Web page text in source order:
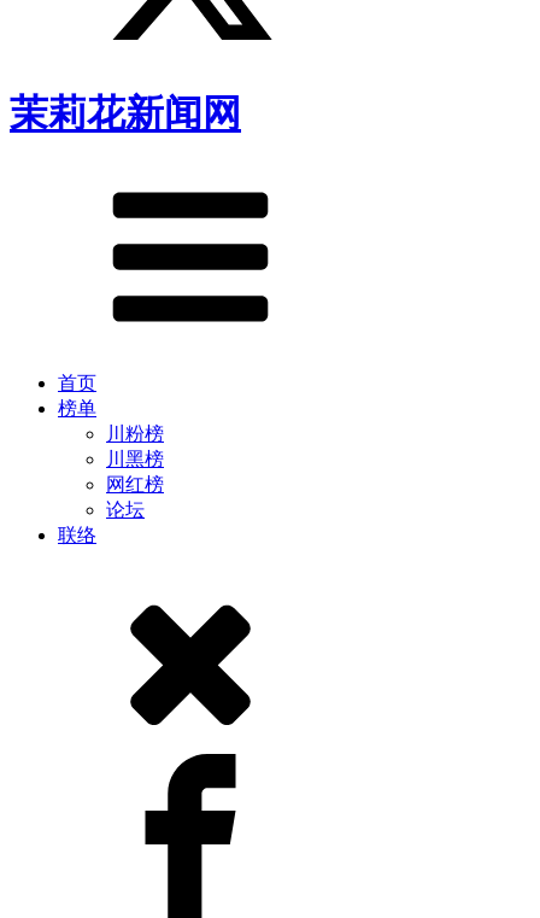
茉莉花新闻网
首页
榜单
川粉榜
川黑榜
网红榜
论坛
联络